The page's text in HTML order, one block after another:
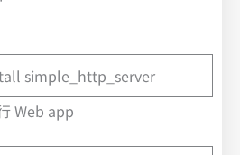
simple_http_server
Web app